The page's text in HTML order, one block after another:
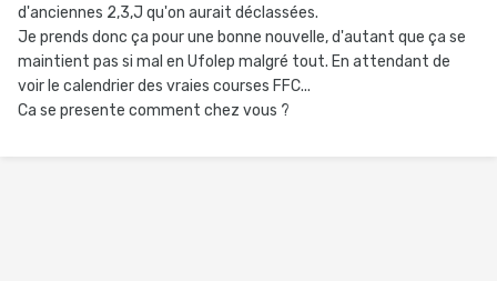
d'anciennes 2,3,J qu'on aurait déclassées.
Je prends donc ça pour une bonne nouvelle, d'autant que ça se
maintient pas si mal en Ufolep malgré tout. En attendant de
voir le calendrier des vraies courses FFC...
Ca se presente comment chez vous ?